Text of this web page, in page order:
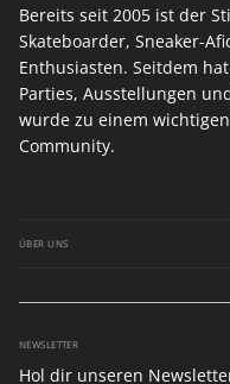
Bereits seit 2005 ist der
Skateboarder, Sneaker-
Enthusiasten. Seitdem
Parties, Ausstellungen
wurde zu einem
Community.
ÜBER UNS
NEWSLETTER
Hol dir unseren